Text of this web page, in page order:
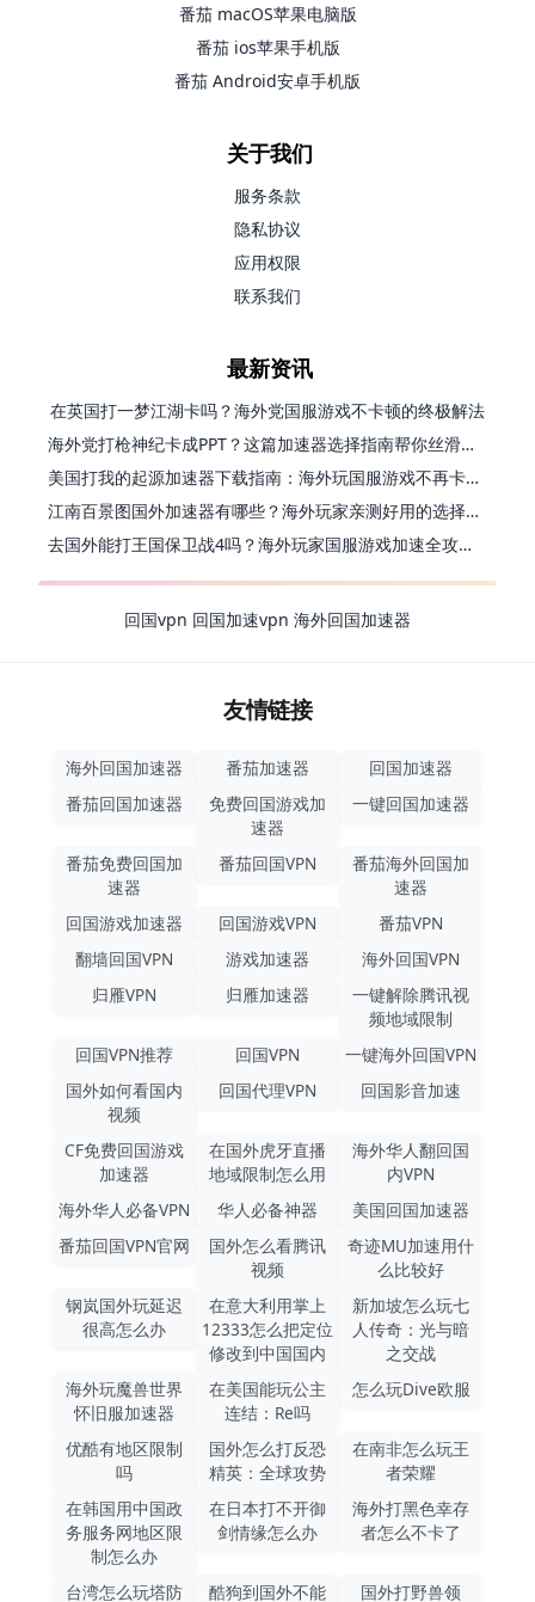
番茄 macOS苹果电脑版
番茄 ios苹果手机版
番茄 Android安卓手机版
关于我们
服务条款
隐私协议
应用权限
联系我们
最新资讯
在英国打一梦江湖卡吗？海外党国服游戏不卡顿的终极解法
海外党打枪神纪卡成PPT？这篇加速器选择指南帮你丝滑上分
美国打我的起源加速器下载指南：海外玩国服游戏不再卡的终极方案
江南百景图国外加速器有哪些？海外玩家亲测好用的选择与避坑指南
去国外能打王国保卫战4吗？海外玩家国服游戏加速全攻略（附公主连结幻想江湖实测）
回国vpn 回国加速vpn 海外回国加速器
友情链接
海外回国加速器 番茄加速器
回国加速器
番茄回国加速器
免费回国游戏加
速器
一键回国加速器
番茄免费回国加
速器
番茄回国VPN
番茄海外回国加
速器
回国游戏加速器
回国游戏VPN
番茄VPN
翻墙回国VPN
游戏加速器
海外回国VPN
归雁VPN
归雁加速器
一键解除腾讯视
频地域限制
回国VPN推荐
回国VPN
一键海外回国VPN
国外如何看国内
视频
回国代理VPN 回国影音加速
CF免费回国游戏
加速器
在国外虎牙直播
地域限制怎么用
海外华人翻回国
内VPN
海外华人必备VPN
华人必备神器
美国回国加速器
番茄回国VPN官网
国外怎么看腾讯
视频
奇迹MU加速用什
么比较好
钢岚国外玩延迟
很高怎么办
在意大利用掌上
12333怎么把定位
修改到中国国内
新加坡怎么玩七
人传奇：光与暗
之交战
海外玩魔兽世界
怀旧服加速器
在美国能玩公主
连结：Re吗
怎么玩Dive欧服
优酷有地区限制
吗
国外怎么打反恐
精英：全球攻势
在南非怎么玩王
者荣耀
在韩国用中国政
务服务网地区限
制怎么办
在日本打不开御
剑情缘怎么办
海外打黑色幸存
者怎么不卡了
台湾怎么玩塔防 酷狗到国外不能 国外打野兽领